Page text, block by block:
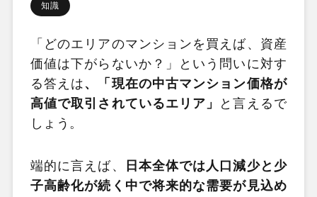
知識
「どのエリアのマンションを買えば、資産
価値は下がらないか？」という問いに対す
る答えは 、「現在の中古マンション価格が
高値で取引されているエリア」
と言えるで
しょう。
端的に言えば、
日本全体では人口減少と少
子高齢化が続く中で将来的な需要が見込め